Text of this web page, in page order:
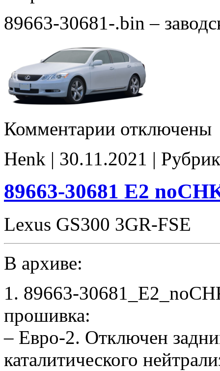
89663-30681-.bin –
Комментарии записи
stock
отключены
Henk | 30.11.2021 |
89663-30681 E2
Lexus GS300 3GR-FSE
В архиве:
1. 89663-
прошивка:
– Евро-2. Отключен
каталитического